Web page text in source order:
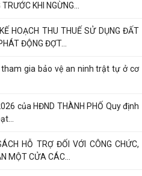
KHI NGỪNG...
HOẠCH THU THUẾ SỬ DỤNG ĐẤT
ĐỘNG ĐỢT...
gia bảo vệ an ninh trật tự ở cơ
của HĐND THÀNH PHỐ Quy định
HỖ TRỢ ĐỐI VỚI CÔNG CHỨC,
MỘT CỬA CÁC...